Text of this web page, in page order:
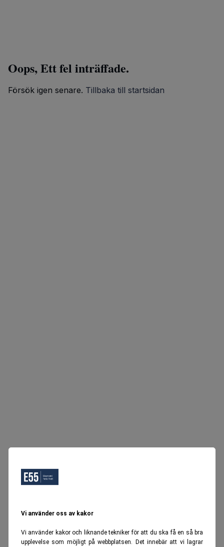
Vi använder oss av kakor
Vi använder kakor och liknande tekniker för att du ska få en så bra
upplevelse som möjligt på webbplatsen. Det innebär att vi lagrar
Oops, Ett fel inträffade.
Försök igen senare. Tillbaka till startsidan